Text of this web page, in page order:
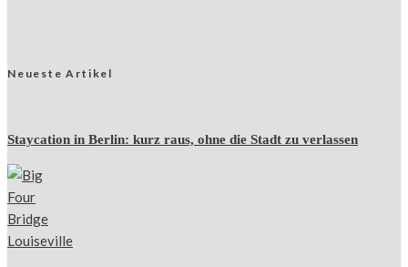
Neueste Artikel
Staycation in Berlin: kurz raus, ohne die Stadt zu verlassen